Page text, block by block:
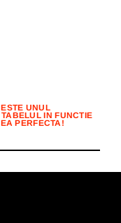
UNUL
IN FUNCTIE
PERFECTA!